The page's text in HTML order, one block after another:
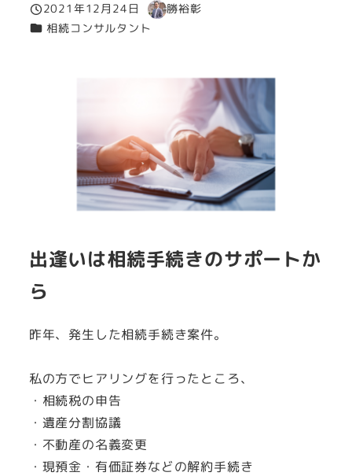
投稿日
2021年12月24日
著
勝裕彰
カテゴリー
相続コンサルタント
出逢いは相続手続きのサポートか
ら
昨年、発生した相続手続き案件。
私の方でヒアリングを行ったところ、
・相続税の申告
・遺産分割協議
・不動産の名義変更
・現預金・有価証券などの解約手続き